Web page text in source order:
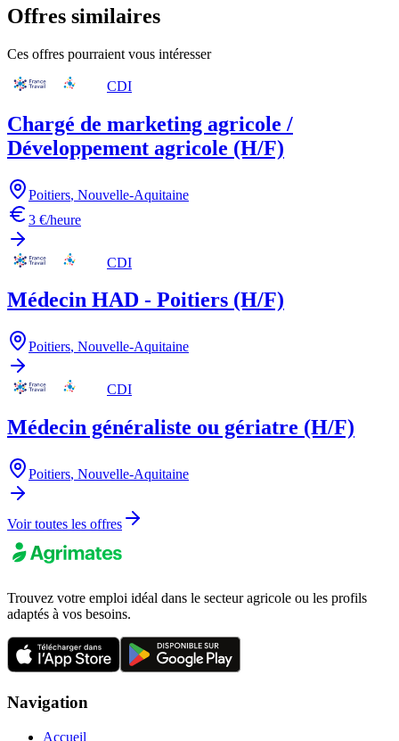
Offres similaires
Ces offres pourraient vous intéresser
CDI
Chargé de marketing agricole /
Développement agricole (H/F)
Poitiers, Nouvelle-Aquitaine
3 €/heure
CDI
Médecin HAD - Poitiers (H/F)
Poitiers, Nouvelle-Aquitaine
CDI
Médecin généraliste ou gériatre (H/F)
Poitiers, Nouvelle-Aquitaine
Voir toutes les offres
Trouvez votre emploi idéal dans le secteur agricole ou les profils
adaptés à vos besoins.
Navigation
Accueil